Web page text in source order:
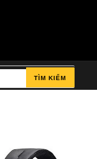
TÌM KIẾM